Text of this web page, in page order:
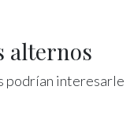
alternos
podrían interesarle